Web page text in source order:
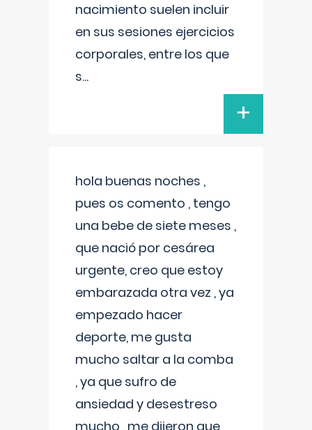
nacimiento suelen incluir
en sus sesiones ejercicios
corporales, entre los que
s...
+
hola buenas noches ,
pues os comento , tengo
una bebe de siete meses ,
que nació por cesárea
urgente, creo que estoy
embarazada otra vez , ya
empezado hacer
deporte, me gusta
mucho saltar a la comba
, ya que sufro de
ansiedad y desestreso
mucho , me dijeron que